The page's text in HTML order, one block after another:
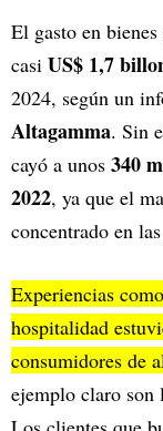
El gasto en
casi US$ 1,7
2024, según un
Altagamma. Sin
cayó a unos 340
2022, ya que el
concentrado en
Experiencias
hospitalidad
consumidores de
ejemplo claro son